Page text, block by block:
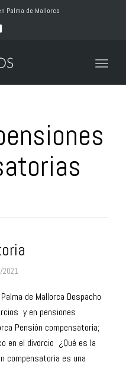
Palma de Mallorca
Toggle
de Mallorca Despacho
y en pensiones
Pensión compensatoria;
en el divorcio ¿Qué es la
compensatoria es una